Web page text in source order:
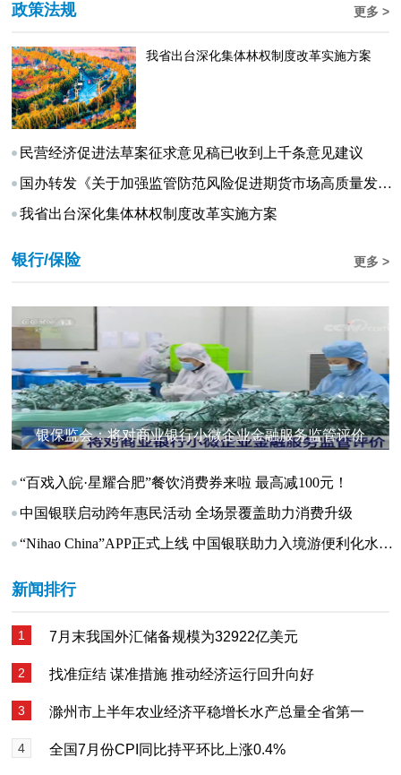
政策法规 更多 >
我省出台深化集体林权制度改革实施方案
民营经济促进法草案征求意见稿已收到上千条意见建议
国办转发《关于加强监管防范风险促进期货市场高质量发展的意见》
我省出台深化集体林权制度改革实施方案
银行/保险 更多 >
银保监会：将对商业银行小微企业金融服务监管评价
“百戏入皖·星耀合肥”餐饮消费券来啦 最高减100元！
中国银联启动跨年惠民活动 全场景覆盖助力消费升级
“Nihao China”APP正式上线 中国银联助力入境游便利化水平提升
新闻排行
1 7月末我国外汇储备规模为32922亿美元
2 找准症结 谋准措施 推动经济运行回升向好
3 滁州市上半年农业经济平稳增长水产总量全省第一
4 全国7月份CPI同比持平环比上涨0.4%